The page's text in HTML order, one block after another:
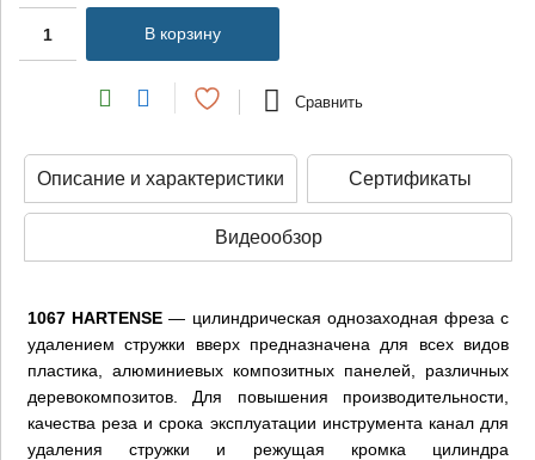
В корзину
Сравнить
Описание и характеристики Сертификаты
Видеообзор
1067 HARTENSE — цилиндрическая однозаходная фреза с
удалением стружки вверх предназначена для всех видов
пластика, алюминиевых композитных панелей, различных
деревокомпозитов. Для повышения производительности,
качества реза и срока эксплуатации инструмента канал для
удаления стружки и режущая кромка цилиндра